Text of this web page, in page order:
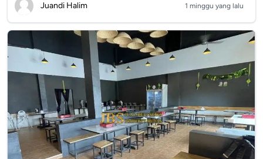
Juandi Halim 1 minggu yang lalu